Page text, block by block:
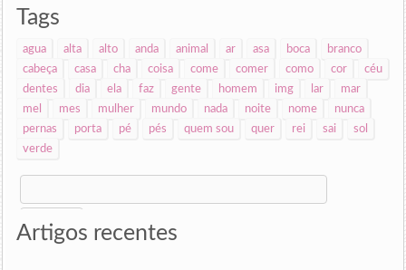
Tags
agua alta alto anda animal ar asa boca
branco
cabeça
casa cha coisa come comer como cor
céu
dentes
dia ela faz gente homem img lar
mar
mel
mes mulher mundo nada noite nome
nunca
pernas
porta pé pés quem sou quer rei sai
sol
verde
Search
for:
Artigos recentes